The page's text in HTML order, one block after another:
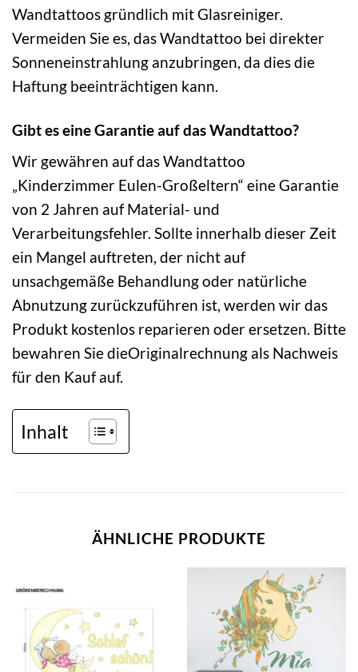
Wandtattoos gründlich mit Glasreiniger.
Vermeiden Sie es, das Wandtattoo bei direkter
Sonneneinstrahlung anzubringen, da dies die
Haftung beeinträchtigen kann.
Gibt es eine Garantie auf das Wandtattoo?
Wir gewähren auf das Wandtattoo
„Kinderzimmer Eulen-Großeltern“ eine Garantie
von 2 Jahren auf Material- und
Verarbeitungsfehler. Sollte innerhalb dieser Zeit
ein Mangel auftreten, der nicht auf
unsachgemäße Behandlung oder natürliche
Abnutzung zurückzuführen ist, werden wir das
Produkt kostenlos reparieren oder ersetzen. Bitte
bewahren Sie dieOriginalrechnung als Nachweis
für den Kauf auf.
Inhalt
ÄHNLICHE PRODUKTE